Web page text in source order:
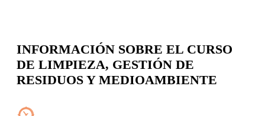
INFORMACIÓN SOBRE EL CURSO
DE LIMPIEZA, GESTIÓN DE
RESIDUOS Y MEDIOAMBIENTE